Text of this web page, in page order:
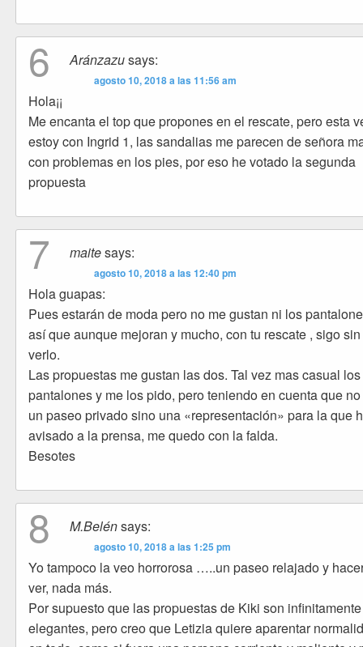
6 Aránzazusays:
agosto 10, 2018 a las 11:56 am
Hola¡¡
Me encanta el top que propones en el rescate, pero esta
estoy con Ingrid 1, las sandalias me parecen de señora
con problemas en los pies, por eso he votado la segunda
propuesta
7 maitesays:
agosto 10, 2018 a las 12:40 pm
Hola guapas:
Pues estarán de moda pero no me gustan ni los
así que aunque mejoran y mucho, con tu rescate , sigo sin
verlo.
Las propuestas me gustan las dos. Tal vez mas casual los
pantalones y me los pido, pero teniendo en cuenta que
un paseo privado sino una «representación» para la que
avisado a la prensa, me quedo con la falda.
Besotes
8 M.Belénsays:
agosto 10, 2018 a las 1:25 pm
Yo tampoco la veo horrorosa …..un paseo relajado y
ver, nada más.
Por supuesto que las propuestas de Kiki son
elegantes, pero creo que Letizia quiere aparentar